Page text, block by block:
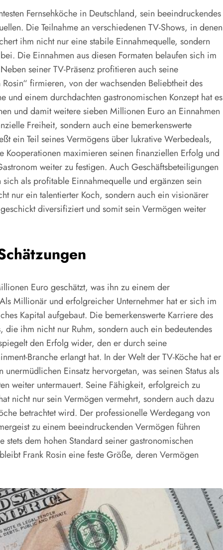
Fernsehköche in Deutschland, sein beeindruckendes
Die Teilnahme an verschiedenen TV-Shows, in denen
ihm nicht nur eine stabile Einnahmequelle, sondern
Die Einnahmen aus diesen Formaten belaufen sich im
seiner TV-Präsenz profitieren auch seine
firmieren, von der wachsenden Beliebtheit des
und einem durchdachten gastronomischen Konzept hat es
und damit weitere sieben Millionen Euro an Einnahmen
Freiheit, sondern auch eine bemerkenswerte
ein Teil seines Vermögens über lukrative Werbedeals,
maximieren seinen finanziellen Erfolg und
weiter zu festigen. Auch Geschäftsbeteiligungen
als profitable Einnahmequelle und ergänzen sein
nur ein talentierter Koch, sondern auch ein visionärer
diversifiziert und somit sein Vermögen weiter
Euro geschätzt, was ihn zu einem der
Millionär und erfolgreicher Unternehmer hat er sich im
Kapital aufgebaut. Die bemerkenswerte Karriere des
die ihm nicht nur Ruhm, sondern auch ein bedeutendes
den Erfolg wider, den er durch seine
Branche erlangt hat. In der Welt der TV-Köche hat er
Einsatz hervorgetan, was seinen Status als
weiter untermauert. Seine Fähigkeit, erfolgreich zu
nicht nur sein Vermögen vermehrt, sondern auch dazu
betrachtet wird. Der professionelle Werdegang von
zu einem beeindruckenden Vermögen führen
dem hohen Standard seiner gastronomischen
Frank Rosin eine feste Größe, deren Vermögen